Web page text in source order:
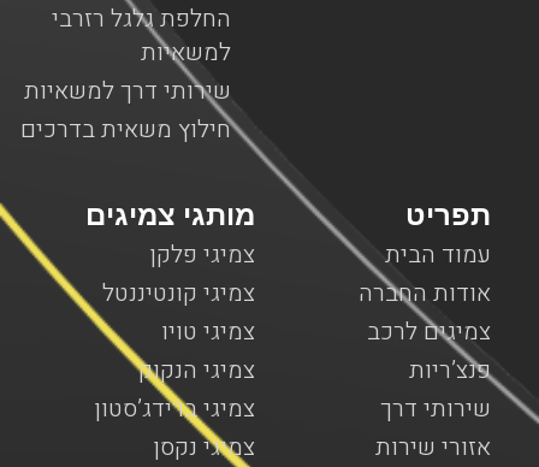
החלפת גלגל רזרבי
למשאיות
שירותי דרך למשאיות
חילוץ משאית בדרכים
מותגי צמיגים
צמיגי פלקן
צמיגי קונטיננטל
צמיגי טויו
צמיגי הנקוק
צמיגי ברידג’סטון
צמיגי נקסן
תפריט
עמוד הבית
אודות החברה
צמיגים לרכב
פנצ’ריות
שירותי דרך
אזורי שירות